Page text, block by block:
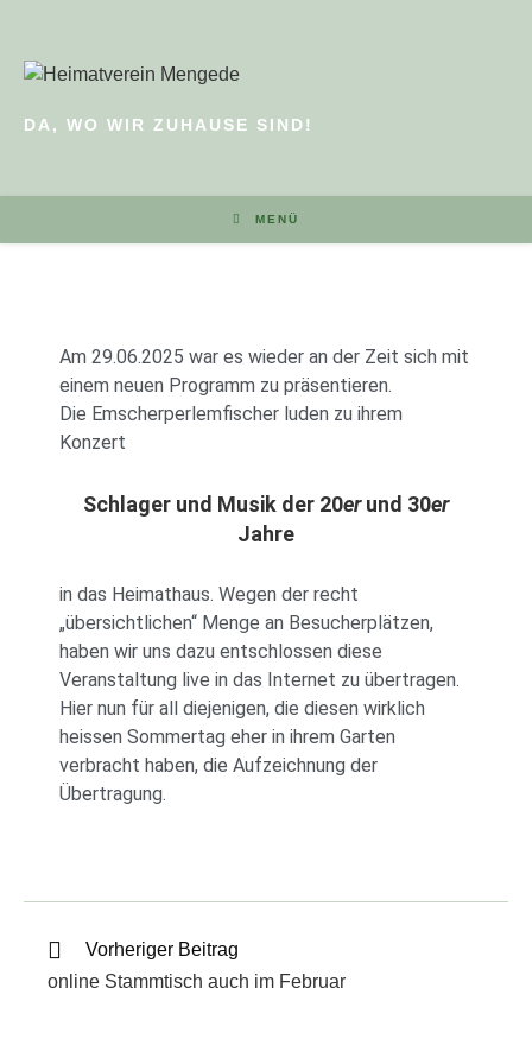
DA, WO WIR ZUHAUSE SIND!
MENÜ
Am 29.06.2025 war es wieder an der Zeit sich mit
einem neuen Programm zu präsentieren.
Die Emscherperlemfischer luden zu ihrem
Konzert
Schlager und Musik der 20erund 30er
Jahre
in das Heimathaus. Wegen der recht
„übersichtlichen“ Menge an Besucherplätzen,
haben wir uns dazu entschlossen diese
Veranstaltung live in das Internet zu übertragen.
Hier nun für all diejenigen, die diesen wirklich
heissen Sommertag eher in ihrem Garten
verbracht haben, die Aufzeichnung der
Übertragung.
Vorheriger Beitrag
online Stammtisch auch im Februar